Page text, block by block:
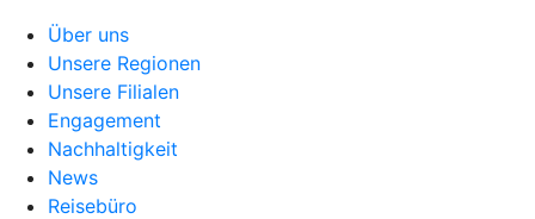
Über uns
Unsere Regionen
Unsere Filialen
Engagement
Nachhaltigkeit
News
Reisebüro